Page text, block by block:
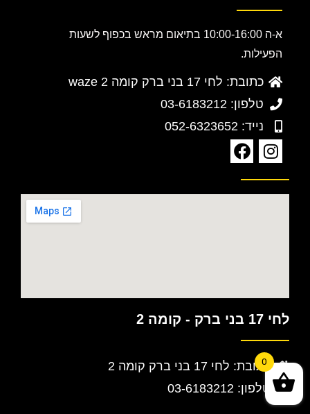
א-ה 10:00-16:00 בתיאום מראש בכפוף לשעות
הפעילות.
כתובת: לחי 17 בני ברק קומה 2 waze
טלפון: 03-6183212
נייד: 052-6323652
לחי 17 בני ברק - קומה 2
כתובת: לחי 17 בני ברק קומה 2
טלפון: 03-6183212
0